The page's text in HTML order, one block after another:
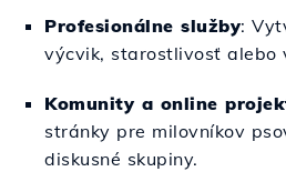
Profesionálne služby:
výcvik, starostlivosť alebo
Komunity a online
stránky pre milovníkov
diskusné skupiny.